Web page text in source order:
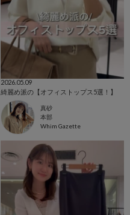
2026.05.09
綺麗め派の【オフィストップス5選！】
真砂
本部
Whim Gazette